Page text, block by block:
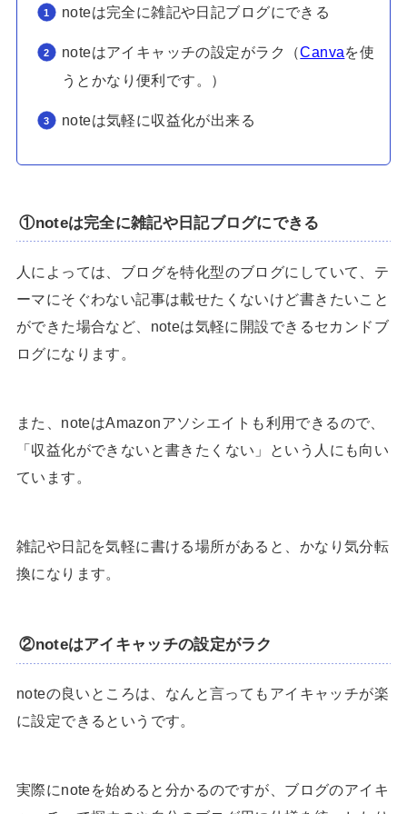
noteは完全に雑記や日記ブログにできる
noteはアイキャッチの設定がラク（Canvaを使
うとかなり便利です。）
noteは気軽に収益化が出来る
①noteは完全に雑記や日記ブログにできる
人によっては、ブログを特化型のブログにしていて、テ
ーマにそぐわない記事は載せたくないけど書きたいこと
ができた場合など、noteは気軽に開設できるセカンドブ
ログになります。
また、noteはAmazonアソシエイトも利用できるので、
「収益化ができないと書きたくない」という人にも向い
ています。
雑記や日記を気軽に書ける場所があると、かなり気分転
換になります。
②noteはアイキャッチの設定がラク
noteの良いところは、なんと言ってもアイキャッチが楽
に設定できるというです。
実際にnoteを始めると分かるのですが、ブログのアイキ